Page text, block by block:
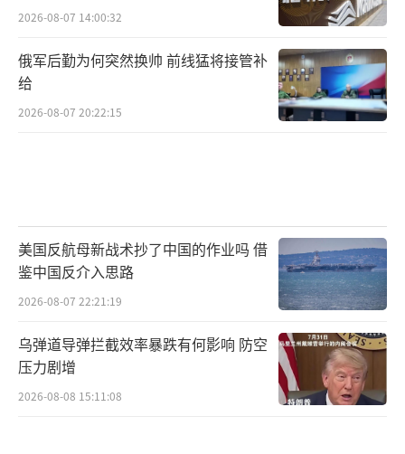
2026-08-07 14:00:32
俄军后勤为何突然换帅 前线猛将接管补
给
2026-08-07 20:22:15
美国反航母新战术抄了中国的作业吗 借
鉴中国反介入思路
2026-08-07 22:21:19
乌弹道导弹拦截效率暴跌有何影响 防空
压力剧增
2026-08-08 15:11:08